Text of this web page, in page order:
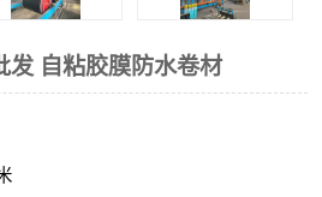
发 自粘胶膜防水卷材